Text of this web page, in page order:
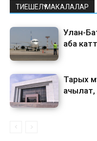
ТИЕШЕЛҮҮ МАКАЛАЛАР
Улан-
аба
Тарых